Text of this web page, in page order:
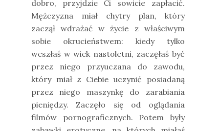
dobro, przyjdzie Ci sowicie zapłacić.
Mężczyzna miał chytry plan, który
zaczął wdrażać w życie z właściwym
sobie okrucieństwem: kiedy tylko
weszłaś w wiek nastoletni, zaczęłaś być
przez niego przyuczana do zawodu,
który miał z Ciebie uczynić posiadaną
przez niego maszynkę do zarabiania
pieniędzy. Zaczęło się od oglądania
filmów pornograficznych. Potem były